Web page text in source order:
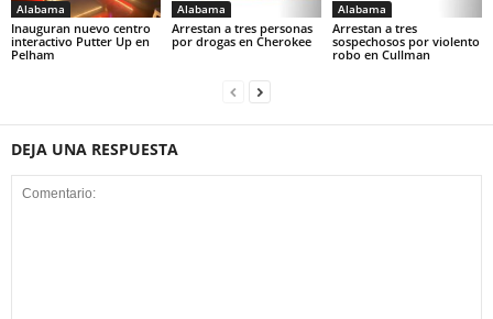
Alabama
Inauguran nuevo centro
interactivo Putter Up en
Pelham
Alabama
Arrestan a tres personas
por drogas en Cherokee
Alabama
Arrestan a tres
sospechosos por violento
robo en Cullman
DEJA UNA RESPUESTA